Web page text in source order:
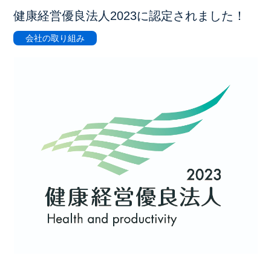
健康経営優良法人2023に認定されました！
会社の取り組み